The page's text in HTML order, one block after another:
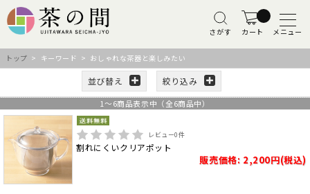
さがす カート メニュー
トップ > キーワード > おしゃれな茶器と楽しみたい
並び替え 絞り込み
1 ～6商品表示中（全6商品中）
レビュー0件
割れにくいクリアポット
販売価格: 2,200円(税込)